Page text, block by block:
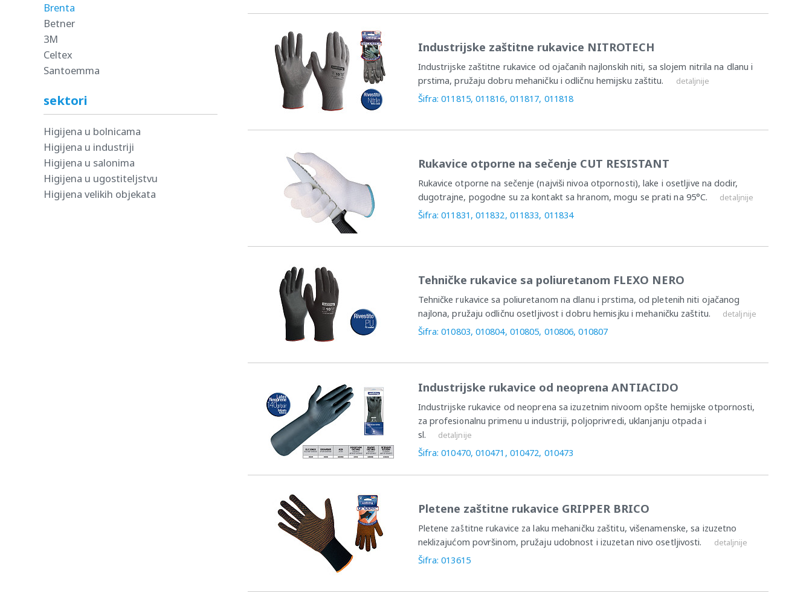
Industrijske zaštitne rukavice NITROTECH
Industrijske zaštitne rukavice od ojačanih najlonskih niti, sa slojem nitrila na dlanu i
prstima, pružaju dobru mehaničku i odličnu hemijsku zaštitu.
detaljnije
Šifra: 011815, 011816, 011817, 011818
Rukavice otporne na sečenje CUT RESISTANT
Rukavice otporne na sečenje (najviši nivoa otpornosti), lake i osetljive na dodir,
dugotrajne, pogodne su za kontakt sa hranom, mogu se prati na 95°C.
detaljnije
Šifra: 011831, 011832, 011833, 011834
Tehničke rukavice sa poliuretanom FLEXO NERO
Tehničke rukavice sa poliuretanom na dlanu i prstima, od pletenih niti ojačanog
najlona, pružaju odličnu osetljivost i dobru hemisjku i mehaničku zaštitu.
detaljnije
Šifra: 010803, 010804, 010805, 010806, 010807
Industrijske rukavice od neoprena ANTIACIDO
Industrijske rukavice od neoprena sa izuzetnim nivoom opšte hemijske otpornosti,
za profesionalnu primenu u industriji, poljoprivredi, uklanjanju otpada i
sl.
detaljnije
Šifra: 010470, 010471, 010472, 010473
Pletene zaštitne rukavice GRIPPER BRICO
Pletene zaštitne rukavice za laku mehaničku zaštitu, višenamenske, sa izuzetno
neklizajućom površinom, pružaju udobnost i izuzetan nivo osetljivosti.
detaljnije
Šifra: 013615
Brenta
Betner
3M
Celtex
Santoemma
sektori
Higijena u bolnicama
Higijena u industriji
Higijena u salonima
Higijena u ugostiteljstvu
Higijena velikih objekata